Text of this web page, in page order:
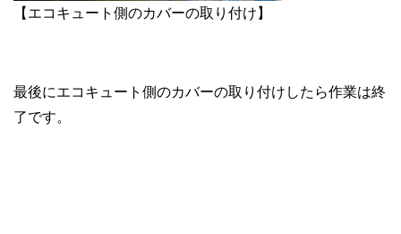
【エコキュート側のカバーの取り付け】
最後にエコキュート側のカバーの取り付けしたら作業は終
了です。